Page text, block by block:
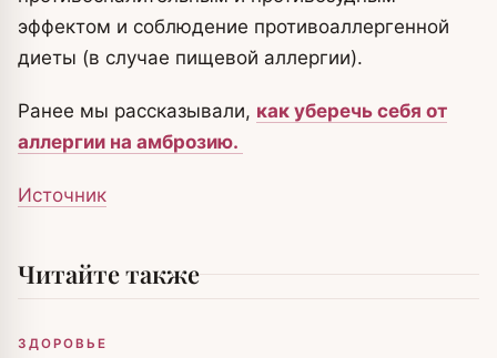
эффектом и соблюдение противоаллергенной
диеты (в случае пищевой аллергии).
Ранее мы рассказывали, как уберечь себя от
аллергии на амброзию.
Источник
Читайте также
ЗДОРОВЬЕ